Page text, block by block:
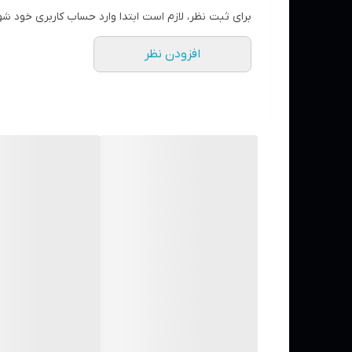
برای ثبت نظر، لازم است ابتدا وارد حساب کاربری خود
افزودن نظر